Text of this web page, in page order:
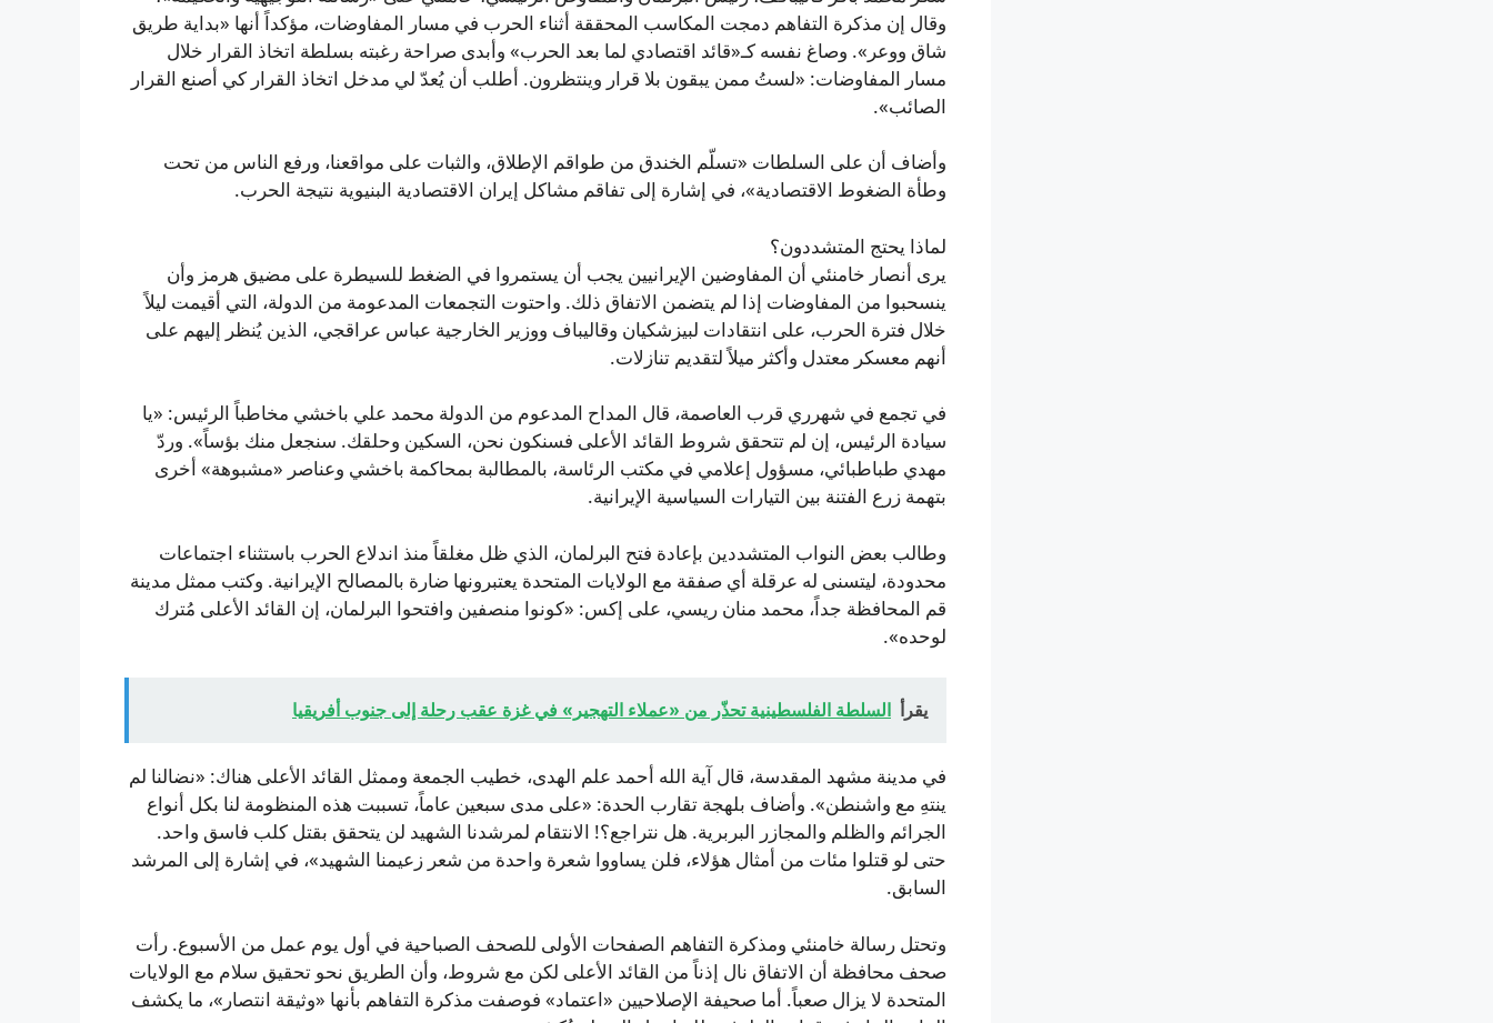
وقال إن مذكرة التفاهم دمجت المكاسب المحققة أثناء الحرب في مسار المفاوضات، مؤكداً أنها «بداية طريق
شاق ووعر». وصاغ نفسه كـ«قائد اقتصادي لما بعد الحرب» وأبدى صراحة رغبته بسلطة اتخاذ القرار خلال
مسار المفاوضات: «لستُ ممن يبقون بلا قرار وينتظرون. أطلب أن يُعدّ لي مدخل اتخاذ القرار كي أصنع القرار
الصائب».
وأضاف أن على السلطات «تسلّم الخندق من طواقم الإطلاق، والثبات على مواقعنا، ورفع الناس من تحت
وطأة الضغوط الاقتصادية»، في إشارة إلى تفاقم مشاكل إيران الاقتصادية البنيوية نتيجة الحرب.
لماذا يحتج المتشددون؟
يرى أنصار خامنئي أن المفاوضين الإيرانيين يجب أن يستمروا في الضغط للسيطرة على مضيق هرمز وأن
ينسحبوا من المفاوضات إذا لم يتضمن الاتفاق ذلك. واحتوت التجمعات المدعومة من الدولة، التي أقيمت ليلاً
خلال فترة الحرب، على انتقادات لبيزشكيان وقاليباف ووزير الخارجية عباس عراقجي، الذين يُنظر إليهم على
أنهم معسكر معتدل وأكثر ميلاً لتقديم تنازلات.
في تجمع في شهرري قرب العاصمة، قال المداح المدعوم من الدولة محمد علي باخشي مخاطباً الرئيس: «يا
سيادة الرئيس، إن لم تتحقق شروط القائد الأعلى فسنكون نحن، السكين وحلقك. سنجعل منك بؤساً». وردّ
مهدي طباطبائي، مسؤول إعلامي في مكتب الرئاسة، بالمطالبة بمحاكمة باخشي وعناصر «مشبوهة» أخرى
بتهمة زرع الفتنة بين التيارات السياسية الإيرانية.
وطالب بعض النواب المتشددين بإعادة فتح البرلمان، الذي ظل مغلقاً منذ اندلاع الحرب باستثناء اجتماعات
محدودة، ليتسنى له عرقلة أي صفقة مع الولايات المتحدة يعتبرونها ضارة بالمصالح الإيرانية. وكتب ممثل مدينة
قم المحافظة جداً، محمد منان ريسي، على إكس: «كونوا منصفين وافتحوا البرلمان، إن القائد الأعلى مُترك
لوحده».
يقرأ السلطة الفلسطينية تحذّر من «عملاء التهجير» في غزة عقب رحلة إلى جنوب أفريقيا
في مدينة مشهد المقدسة، قال آية الله أحمد علم الهدى، خطيب الجمعة وممثل القائد الأعلى هناك: «نضالنا لم
ينتهِ مع واشنطن». وأضاف بلهجة تقارب الحدة: «على مدى سبعين عاماً، تسببت هذه المنظومة لنا بكل أنواع
الجرائم والظلم والمجازر البربرية. هل نتراجع؟! الانتقام لمرشدنا الشهيد لن يتحقق بقتل كلب فاسق واحد.
حتى لو قتلوا مئات من أمثال هؤلاء، فلن يساووا شعرة واحدة من شعر زعيمنا الشهيد»، في إشارة إلى المرشد
السابق.
وتحتل رسالة خامنئي ومذكرة التفاهم الصفحات الأولى للصحف الصباحية في أول يوم عمل من الأسبوع. رأت
صحف محافظة أن الاتفاق نال إذناً من القائد الأعلى لكن مع شروط، وأن الطريق نحو تحقيق سلام مع الولايات
المتحدة لا يزال صعباً. أما صحيفة الإصلاحيين «اعتماد» فوصفت مذكرة التفاهم بأنها «وثيقة انتصار»، ما يكشف